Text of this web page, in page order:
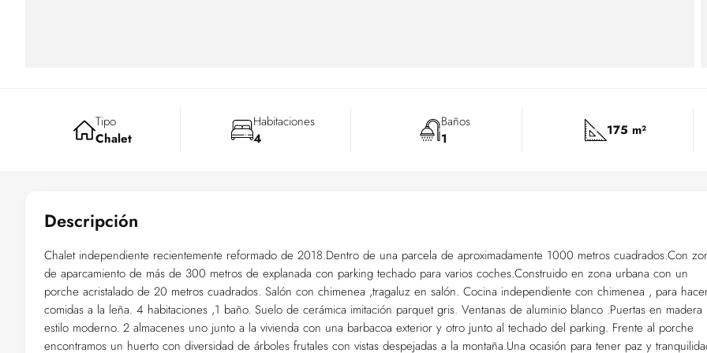
Tipo
Chalet
Habitaciones
4
Baños
1
175 m²
Descripción
Chalet independiente recientemente reformado de 2018.Dentro de una parcela de aproximadamente 1000 metros cuadrados.Con
de aparcamiento de más de 300 metros de explanada con parking techado para varios coches.Construido en zona urbana con un
porche acristalado de 20 metros cuadrados. Salón con chimenea ,tragaluz en salón. Cocina independiente con chimenea , para
comidas a la leña. 4 habitaciones ,1 baño. Suelo de cerámica imitación parquet gris. Ventanas de aluminio blanco .Puertas en madera
estilo moderno. 2 almacenes uno junto a la vivienda con una barbacoa exterior y otro junto al techado del parking. Frente al porche
encontramos un huerto con diversidad de árboles frutales con vistas despejadas a la montaña.Una ocasión para tener paz y